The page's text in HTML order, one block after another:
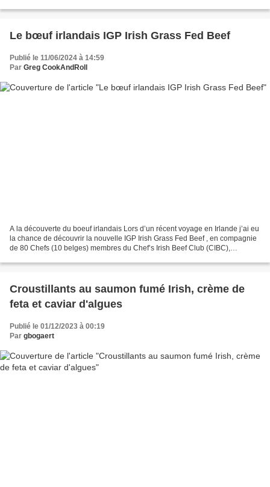
Le bœuf irlandais IGP Irish Grass Fed Beef
Publié le 11/06/2024 à 14:59
Par Greg CookAndRoll
A la découverte du boeuf irlandais Lors d’un récent voyage en Irlande j’ai eu
la chance de découvrir la nouvelle IGP Irish Grass Fed Beef , en compagnie
de 80 Chefs (10 belges) membres du Chef’s Irish Beef Club (CIBC),
Croustillants au saumon fumé Irish, crème de
feta et caviar d'algues
Publié le 01/12/2023 à 00:19
Par gbogaert